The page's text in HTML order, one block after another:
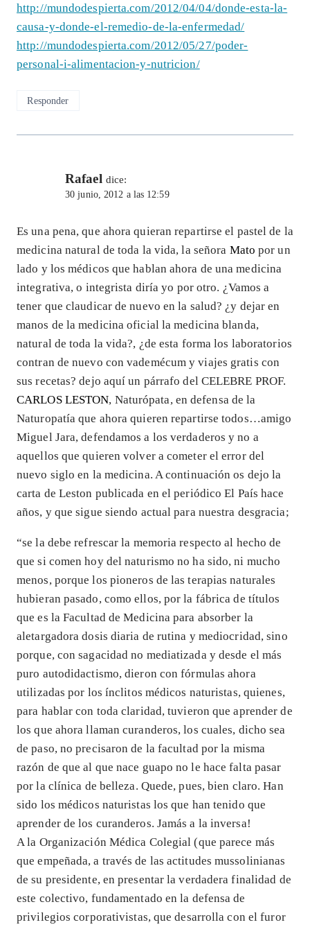
http://mundodespierta.com/2012/04/04/donde-esta-la-
causa-y-donde-el-remedio-de-la-enfermedad/
http://mundodespierta.com/2012/05/27/poder-
personal-i-alimentacion-y-nutricion/
Responder
Rafael dice:
30 junio, 2012 a las 12:59
Es una pena, que ahora quieran repartirse el pastel de la
medicina natural de toda la vida, la señora Matopor un
lado y los médicos que hablan ahora de una medicina
integrativa, o integrista diría yo por otro. ¿Vamos a
tener que claudicar de nuevo en la salud? ¿y dejar en
manos de la medicina oficial la medicina blanda,
natural de toda la vida?, ¿de esta forma los laboratorios
contran de nuevo con vademécum y viajes gratis con
sus recetas? dejo aquí un párrafo del CELEBRE PROF.
CARLOS LESTON, Naturópata, en defensa de la
Naturopatía que ahora quieren repartirse todos…amigo
Miguel Jara, defendamos a los verdaderos y no a
aquellos que quieren volver a cometer el error del
nuevo siglo en la medicina. A continuación os dejo la
carta de Leston publicada en el periódico El País hace
años, y que sigue siendo actual para nuestra desgracia;
“se la debe refrescar la memoria respecto al hecho de
que si comen hoy del naturismo no ha sido, ni mucho
menos, porque los pioneros de las terapias naturales
hubieran pasado, como ellos, por la fábrica de títulos
que es la Facultad de Medicina para absorber la
aletargadora dosis diaria de rutina y mediocridad, sino
porque, con sagacidad no mediatizada y desde el más
puro autodidactismo, dieron con fórmulas ahora
utilizadas por los ínclitos médicos naturistas, quienes,
para hablar con toda claridad, tuvieron que aprender de
los que ahora llaman curanderos, los cuales, dicho sea
de paso, no precisaron de la facultad por la misma
razón de que al que nace guapo no le hace falta pasar
por la clínica de belleza. Quede, pues, bien claro. Han
sido los médicos naturistas los que han tenido que
aprender de los curanderos. Jamás a la inversa!
A la Organización Médica Colegial (que parece más
que empeñada, a través de las actitudes mussolinianas
de su presidente, en presentar la verdadera finalidad de
este colectivo, fundamentado en la defensa de
privilegios corporativistas, que desarrolla con el furor